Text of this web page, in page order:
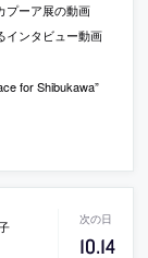
プーア展の動画
インタビュー動画
for Shibukawa”
10.14